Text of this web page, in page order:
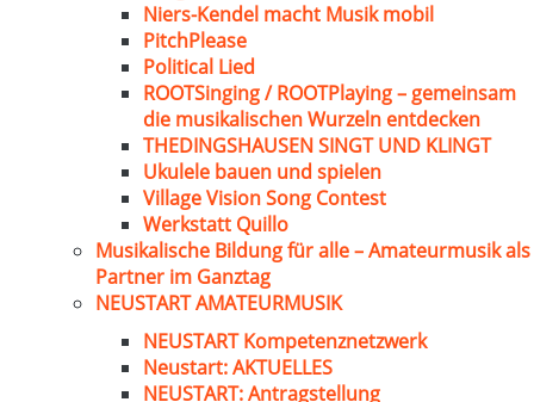
Niers-Kendel macht Musik mobil
PitchPlease
Political Lied
ROOTSinging / ROOTPlaying – gemeinsam
die musikalischen Wurzeln entdecken
THEDINGSHAUSEN SINGT UND KLINGT
Ukulele bauen und spielen
Village Vision Song Contest
Werkstatt Quillo
Musikalische Bildung für alle – Amateurmusik als
Partner im Ganztag
NEUSTART AMATEURMUSIK
NEUSTART Kompetenznetzwerk
Neustart: AKTUELLES
NEUSTART: Antragstellung